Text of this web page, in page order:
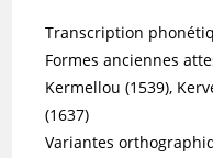
Transcription
Formes anciennes
Kermellou (1539),
(1637)
Variantes